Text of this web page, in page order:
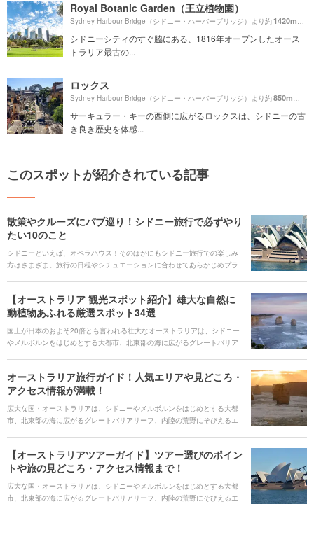
Royal Botanic Garden（王立植物園）
Sydney Harbour Bridge（シドニー・ハーバーブリッジ）より約1420m （
シドニーシティのすぐ脇にある、1816年オープンしたオース
トラリア最古の...
ロックス
Sydney Harbour Bridge（シドニー・ハーバーブリッジ）より約850m （徒
サーキュラー・キーの西側に広がるロックスは、シドニーの古
き良き歴史を体感...
このスポットが紹介されている記事
散策やクルーズにパブ巡り！シドニー旅行で必ずやり
たい10のこと
シドニーといえば、オペラハウス！そのほかにもシドニー旅行での楽しみ
方はさまざま。旅行の日程やシチュエーションに合わせてあらかじめプラ
【オーストラリア 観光スポット紹介】雄大な自然に
動植物あふれる厳選スポット34選
国土が日本のおよそ20倍とも言われる壮大なオーストラリアは、シドニー
やメルボルンをはじめとする大都市、北東部の海に広がるグレートバリア
的にも珍しい固有の動物たち。可愛らしいコアラやペンギンなどの動物た
ちとふれあえるレアなチャンスです。定番から穴場まで、初めての方にも
オーストラリア旅行ガイド！人気エリアや見どころ・
アクセス情報が満載！
広大な国・オーストラリアは、シドニーやメルボルンをはじめとする大都
市、北東部の海に広がるグレートバリアリーフ、内陸の荒野にそびえるエ
る、あらゆる楽しみ方を兼ね備えています。 また、可愛らしいコアラやペ
ンギンなど、野生の動物たちに会える貴重なチャンス。オーストラリアの
【オーストラリアツアーガイド】ツアー選びのポイン
トや旅の見どころ・アクセス情報まで！
広大な国・オーストラリアは、シドニーやメルボルンをはじめとする大都
市、北東部の海に広がるグレートバリアリーフ、内陸の荒野にそびえるエ